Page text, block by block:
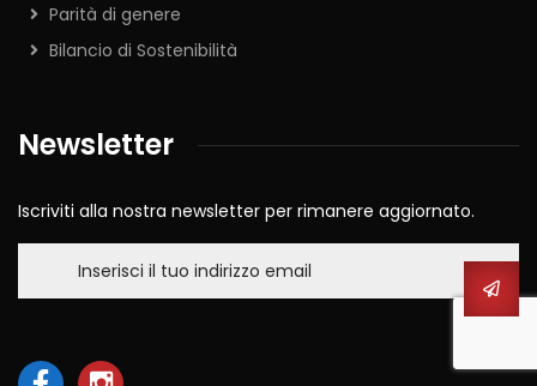
Parità di genere
Bilancio di Sostenibilità
Newsletter
Iscriviti alla nostra newsletter per rimanere aggiornato.